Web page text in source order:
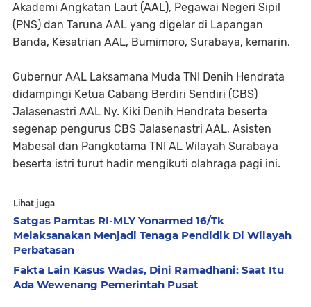
Akademi Angkatan Laut (AAL), Pegawai Negeri Sipil
(PNS) dan Taruna AAL yang digelar di Lapangan
Banda, Kesatrian AAL, Bumimoro, Surabaya, kemarin.
Gubernur AAL Laksamana Muda TNI Denih Hendrata
didampingi Ketua Cabang Berdiri Sendiri (CBS)
Jalasenastri AAL Ny. Kiki Denih Hendrata beserta
segenap pengurus CBS Jalasenastri AAL, Asisten
Mabesal dan Pangkotama TNI AL Wilayah Surabaya
beserta istri turut hadir mengikuti olahraga pagi ini.
Lihat juga
Satgas Pamtas RI-MLY Yonarmed 16/Tk
Melaksanakan Menjadi Tenaga Pendidik Di Wilayah
Perbatasan
Fakta Lain Kasus Wadas, Dini Ramadhani: Saat Itu
Ada Wewenang Pemerintah Pusat